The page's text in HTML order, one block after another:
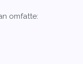
omfatte: